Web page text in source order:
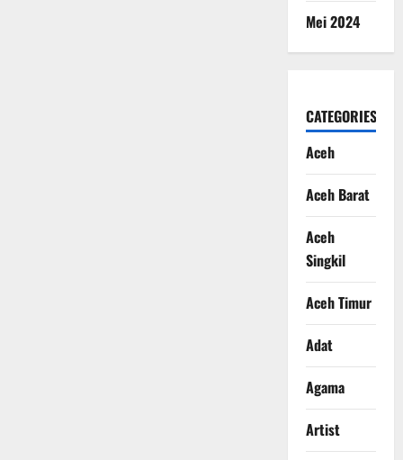
Mei 2024
CATEGORIES
Aceh
Aceh Barat
Aceh
Singkil
Aceh Timur
Adat
Agama
Artist